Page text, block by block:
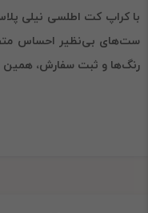
با کراپ کت اطلسی نیلی
ست‌های بی‌نظیر احساس
رنگ‌ها و ثبت سفارش، همین